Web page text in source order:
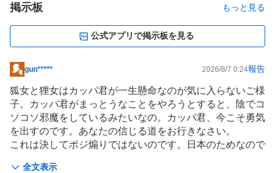
掲示板 もっと見る
公式アプリで掲示板を見る
掲
示
板
記
事
gun***** 2026/8/7 0:24報告
全文表示
狐女と狸女はカッパ君が一生懸命なのが気に入らないご様
子。カッパ君がまっとうなことをやろうとすると、陰でコ
ソコソ邪魔をしているみたいなの。カッパ君、今こそ勇気
を出すのです。あなたの信じる道をお行きなさい。
これは決してポジ煽りではないのです。日本のためなので